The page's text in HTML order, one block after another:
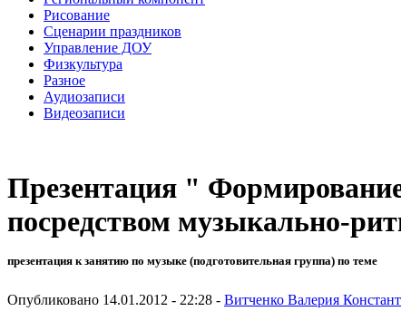
Рисование
Сценарии праздников
Управление ДОУ
Физкультура
Разное
Аудиозаписи
Видеозаписи
Презентация "
посредством музыкально-
презентация к занятию по музыке (подготовительная группа) по теме
Опубликовано 14.01.2012 - 22:28 - Витченко Валерия